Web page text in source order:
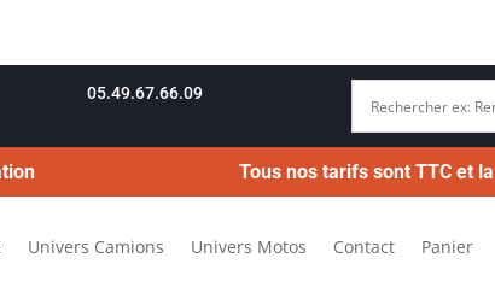
05.49.67.66.09
Tous nos tarifs sont TTC et
Univers Camions Univers Motos Contact Panier